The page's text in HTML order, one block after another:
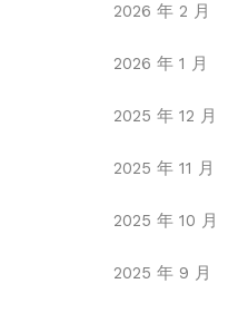
2026 年 2 月
2026 年 1 月
2025 年 12 月
2025 年 11 月
2025 年 10 月
2025 年 9 月